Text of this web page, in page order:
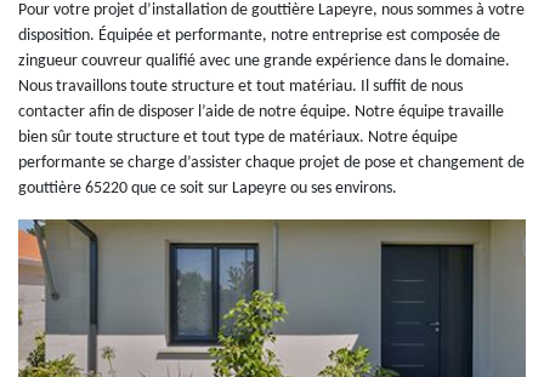
Pour votre projet d’installation de gouttière Lapeyre, nous sommes à votre
disposition. Équipée et performante, notre entreprise est composée de
zingueur couvreur qualifié avec une grande expérience dans le domaine.
Nous travaillons toute structure et tout matériau. Il suffit de nous
contacter afin de disposer l’aide de notre équipe. Notre équipe travaille
bien sûr toute structure et tout type de matériaux. Notre équipe
performante se charge d’assister chaque projet de pose et changement de
gouttière 65220 que ce soit sur Lapeyre ou ses environs.